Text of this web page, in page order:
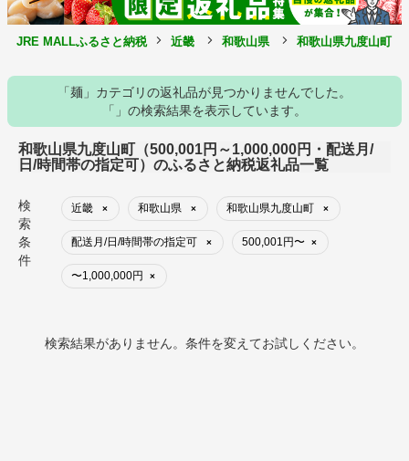
JRE MALLふるさと納税 近畿 和歌山県 和歌山県九度山町
「麺」カテゴリの返礼品が見つかりませんでした。
「」の検索結果を表示しています。
和歌山県九度山町（500,001円～1,000,000円・配送月/
日/時間帯の指定可）のふるさと納税返礼品一覧
検
索
条
件
近畿 × 和歌山県 × 和歌山県九度山町 ×
配送月/日/時間帯の指定可 × 500,001円〜 ×
〜1,000,000円 ×
検索結果がありません。条件を変えてお試しください。